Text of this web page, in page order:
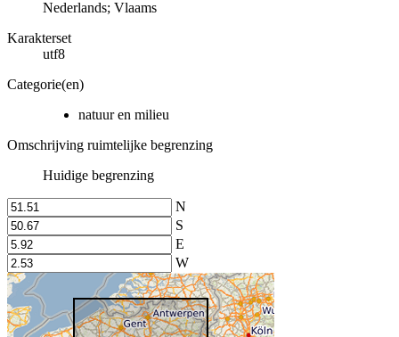
Nederlands; Vlaams
Karakterset
utf8
Categorie(en)
natuur en milieu
Omschrijving ruimtelijke begrenzing
Huidige begrenzing
N
S
E
W